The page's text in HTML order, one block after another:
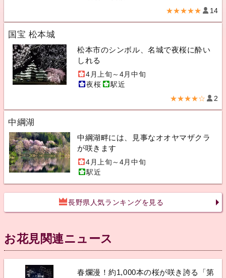
★★★★★ 14
国宝 松本城
松本市のシンボル、名城で夜桜に酔い
しれる
4月上旬～4月中旬
夜桜
駅近
★★★★☆ 2
中綱湖
中綱湖畔には、見事なオオヤマザクラ
が咲きます
4月上旬～4月中旬
駅近
長野県人気ランキングを見る
お花見関連ニュース
春爛漫！約1,000本の桜が咲き誇る「第